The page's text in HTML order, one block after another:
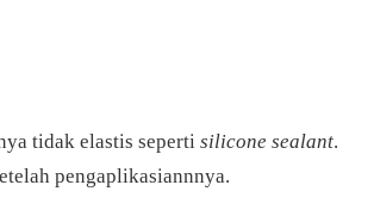
tidak elastis seperti silicone sealant.
pengaplikasiannnya.